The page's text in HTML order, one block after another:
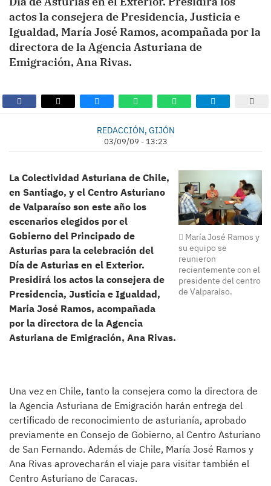
actos la consejera de Presidencia, Justicia e
Igualdad, María José Ramos, acompañada por la
directora de la Agencia Asturiana de
Emigración, Ana Rivas.
REDACCIÓN, GIJÓN
03/09/09 - 13:23
María José Ramos y
su equipo se
reunieron
recientemente con el
presidente del centro
de Valparaíso.
La Colectividad Asturiana de Chile,
en Santiago, y el Centro Asturiano
de Valparaíso son este año los
escenarios elegidos por el
Gobierno del Principado de
Asturias para la celebración del
Día de Asturias en el Exterior.
Presidirá los actos la consejera de
Presidencia, Justicia e Igualdad,
María José Ramos, acompañada
por la directora de la Agencia
Asturiana de Emigración, Ana Rivas.
Una vez en Chile, tanto la consejera como la directora de
la Agencia Asturiana de Emigración harán entrega del
certificado de reconocimiento de asturianía, aprobado
previamente en Consejo de Gobierno, al Centro Asturiano
de San Fernando. Además de Chile, María José Ramos y
Ana Rivas aprovecharán el viaje para visitar también el
Centro Asturiano de Caracas.